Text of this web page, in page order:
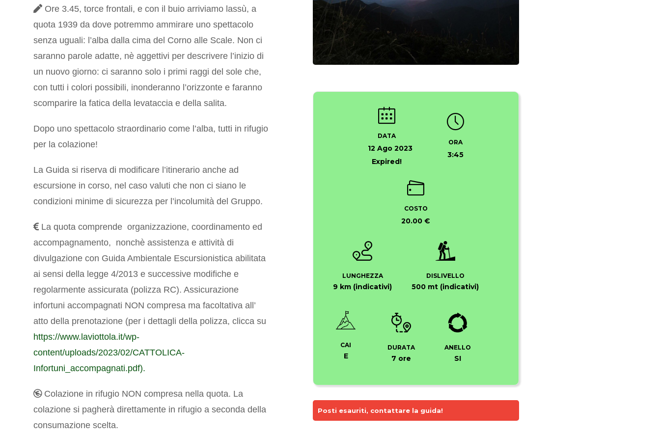
Ore 3.45, torce frontali, e con il buio arriviamo lassù, a
quota 1939 da dove potremmo ammirare uno spettacolo
senza uguali: l’alba dalla cima del Corno alle Scale. Non ci
saranno parole adatte, nè aggettivi per descrivere l’inizio di
un nuovo giorno: ci saranno solo i primi raggi del sole che,
con tutti i colori possibili, inonderanno l’orizzonte e faranno
scomparire la fatica della levataccia e della salita.
Dopo uno spettacolo straordinario come l’alba, tutti in rifugio
per la colazione!
La Guida si riserva di modificare l’itinerario anche ad
escursione in corso, nel caso valuti che non ci siano le
condizioni minime di sicurezza per l’incolumità del Gruppo.
La quota comprende organizzazione, coordinamento ed
accompagnamento, nonchè assistenza e attività di
divulgazione con Guida Ambientale Escursionistica abilitata
ai sensi della legge 4/2013 e successive modifiche e
regolarmente assicurata (polizza RC). Assicurazione
infortuni accompagnati NON compresa ma facoltativa all’
atto della prenotazione (per i dettagli della polizza, clicca su
https://www.laviottola.it/wp-
content/uploads/2023/02/CATTOLICA-
Infortuni_accompagnati.pdf).
Colazione in rifugio NON compresa nella quota. La
colazione si pagherà direttamente in rifugio a seconda della
consumazione scelta.
DATA
12 Ago 2023
Expired!
ORA
3:45
COSTO
20.00 €
LUNGHEZZA
9 km (indicativi)
DISLIVELLO
500 mt (indicativi)
CAI
E
DURATA
7 ore
ANELLO
SI
Posti esauriti, contattare la guida!